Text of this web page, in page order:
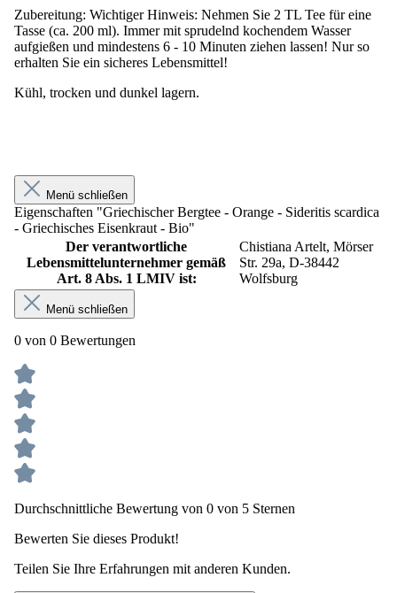
Zubereitung: Wichtiger Hinweis: Nehmen Sie 2 TL Tee für eine
Tasse (ca. 200 ml). Immer mit sprudelnd kochendem Wasser
aufgießen und mindestens 6 - 10 Minuten ziehen lassen! Nur so
erhalten Sie ein sicheres Lebensmittel!
Kühl, trocken und dunkel lagern.
Menü schließen
Eigenschaften "Griechischer Bergtee - Orange - Sideritis scardica
- Griechisches Eisenkraut - Bio"
Der verantwortliche
Lebensmittelunternehmer gemäß
Art. 8 Abs. 1 LMIV ist:
Chistiana Artelt, Mörser
Str. 29a, D-38442
Wolfsburg
Menü schließen
0 von 0 Bewertungen
Durchschnittliche Bewertung von 0 von 5 Sternen
Bewerten Sie dieses Produkt!
Teilen Sie Ihre Erfahrungen mit anderen Kunden.